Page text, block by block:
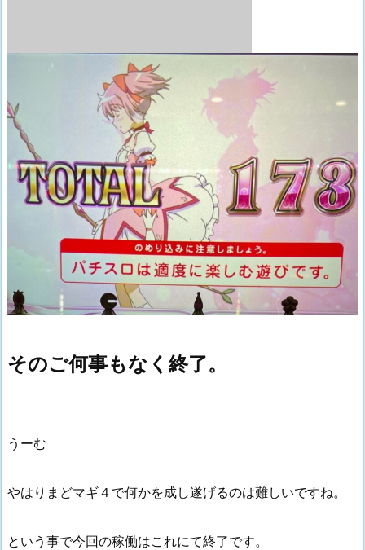
そのご何事もなく終了。
うーむ
やはりまどマギ４で何かを成し遂げるのは難しいですね。
という事で今回の稼働はこれにて終了です。